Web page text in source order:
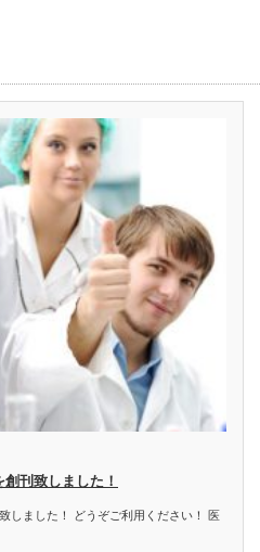
刊致しました！
しました！ どうぞご利用ください！ 医